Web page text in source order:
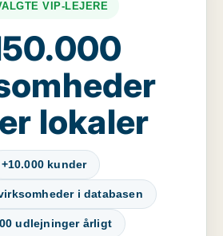
VIP-LEJERE
lokaler
+10.000 kunder
i databasen
udlejninger årligt